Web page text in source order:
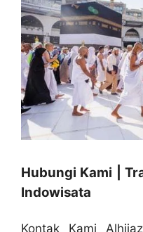
Hubungi Kami |
Indowisata
Kontak Kami